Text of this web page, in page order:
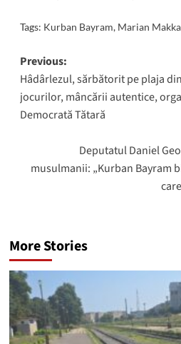
Tags: Kurban Bayram, Marian
Post
navigation
Previous:
Hâdârlezul, sărbătorit pe plaja
jocurilor, mâncării autentice,
Democrată Tătară
Deputatul Daniel
musulmanii: „Kurban Bayram
More Stories